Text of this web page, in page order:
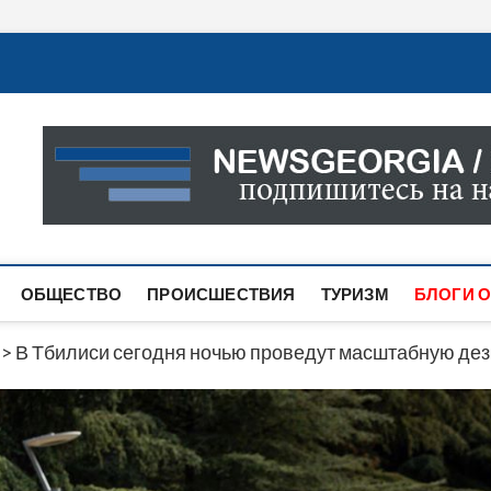
Новости Грузии
САМАЯ АКТУАЛЬНАЯ ИНФОРМАЦИЯ О СОБЫТИЯХ
САЙТЕ ВЫ НАЙДЕТЕ НОВОСТИ ПОЛИТИКИ,
ОБЩЕСТВО ПРОИСШЕСТВИЯ ТУРИЗМ БЛОГИ
> В Тбилиси сегодня ночью проведут масштабную